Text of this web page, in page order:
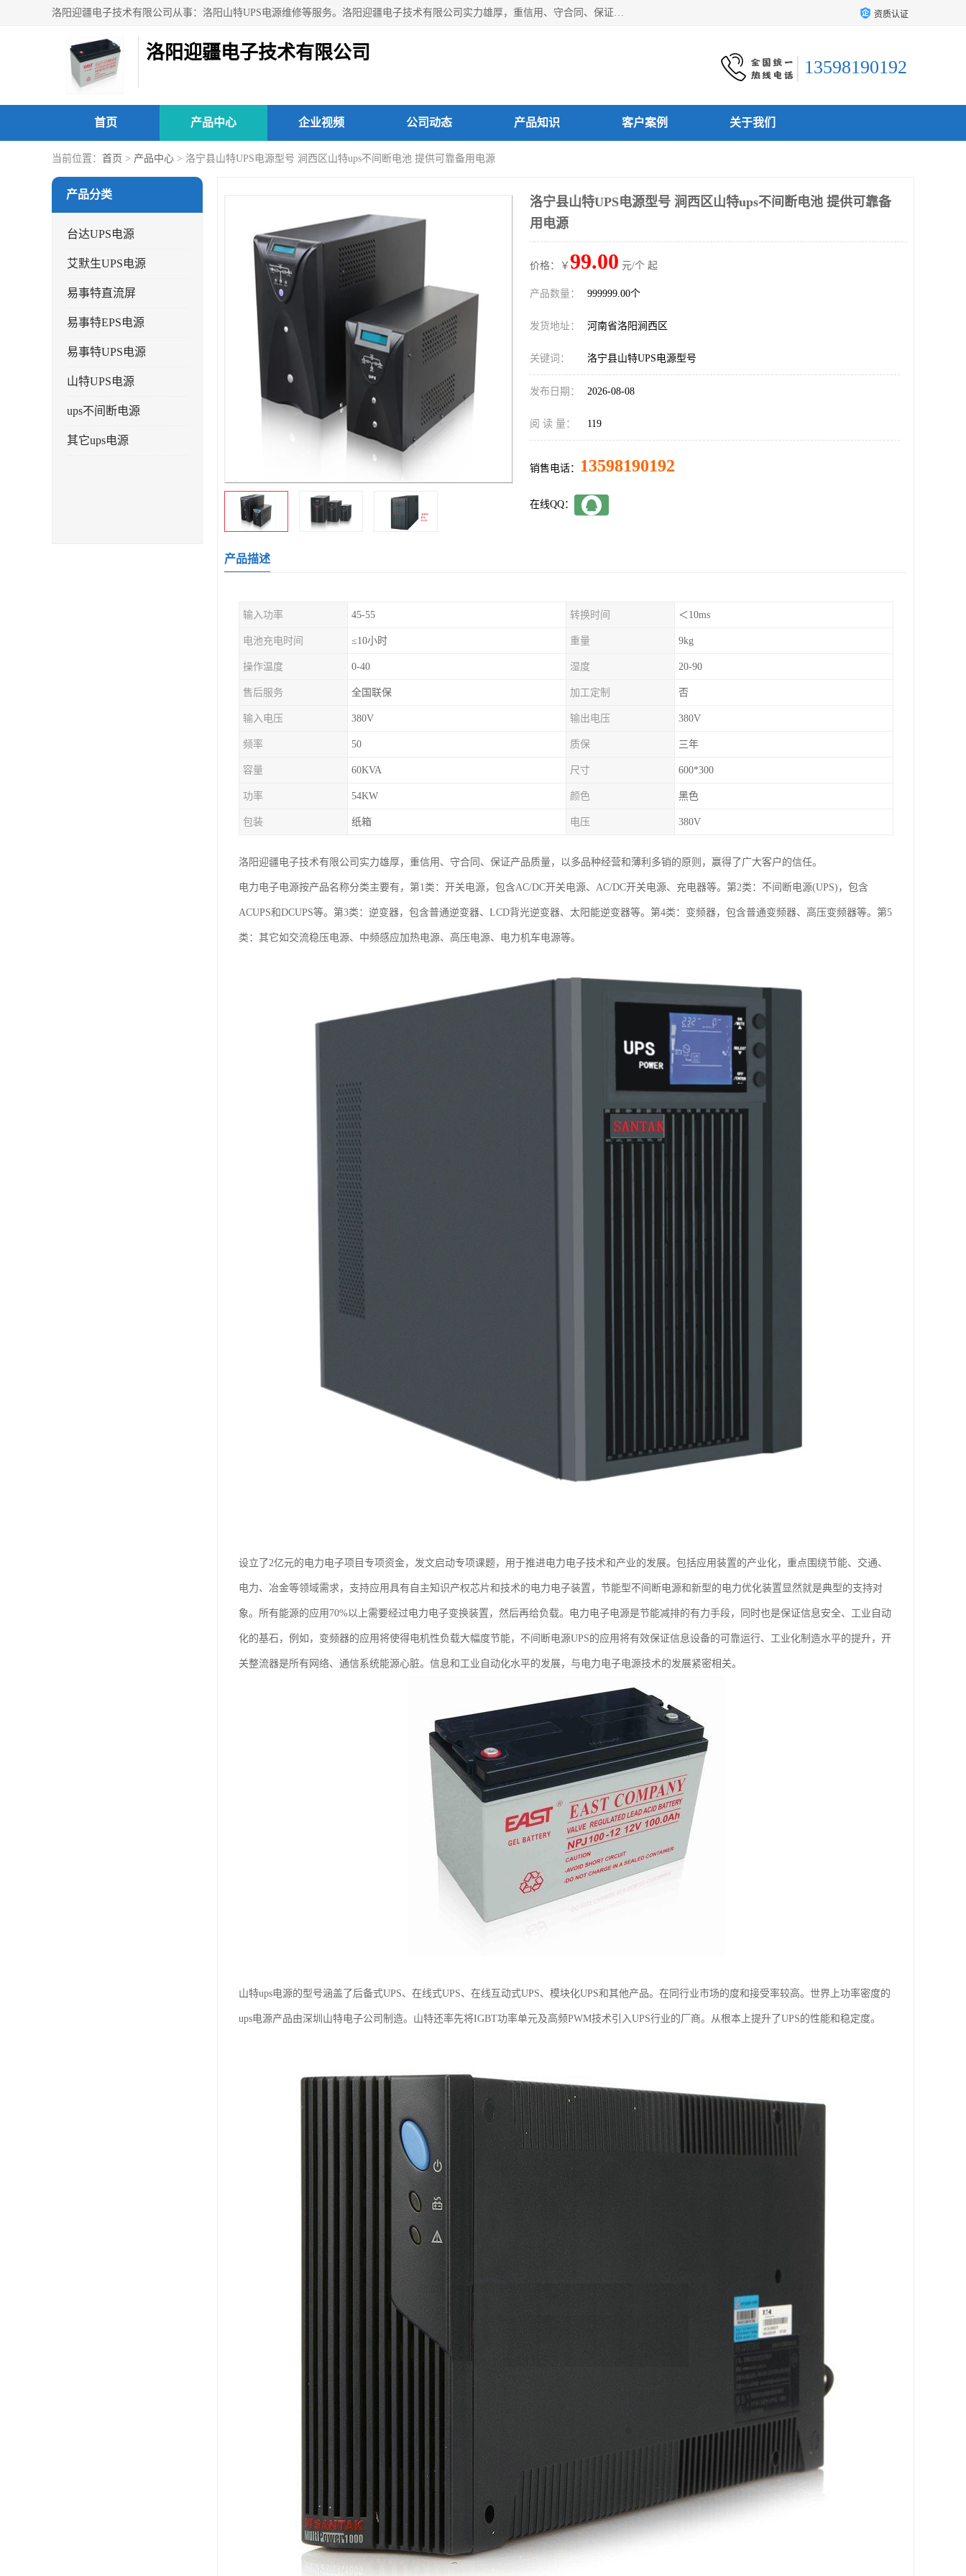
洛阳迎疆电子技术有限公司从事：洛阳山特UPS电源维修等服务。洛阳迎疆电子技术有限公司实力雄厚，重信用、守合同、保证产品质量，以多品种经营特色和薄利多销的原则，赢得了广大客户的信任。公司的宗旨——用服务求发展，用质量求生存！ 资质认证
洛阳迎疆电子技术有限公司
13598190192
首页 产品中心 企业视频 公司动态 产品知识 客户案例 关于我们
当前位置： 首页 > 产品中心 > 洛宁县山特UPS电源型号 涧西区山特ups不间断电池 提供可靠备用电源
产品分类
台达UPS电源
艾默生UPS电源
易事特直流屏
易事特EPS电源
易事特UPS电源
山特UPS电源
ups不间断电源
其它ups电源
洛宁县山特UPS电源型号 涧西区山特ups不间断电池 提供可靠备
用电源
价格：￥ 99.00 元/个 起
产品数量： 999999.00个
发货地址： 河南省洛阳涧西区
关键词： 洛宁县山特UPS电源型号
发布日期： 2026-08-08
阅 读 量： 119
销售电话： 13598190192
在线QQ：
产品描述
输入功率 45-55 转换时间 ＜10ms
电池充电时间 ≤10小时 重量 9kg
操作温度 0-40 湿度 20-90
售后服务 全国联保 加工定制 否
输入电压 380V 输出电压 380V
频率 50 质保 三年
容量 60KVA 尺寸 600*300
功率 54KW 颜色 黑色
包装 纸箱 电压 380V
洛阳迎疆电子技术有限公司实力雄厚，重信用、守合同、保证产品质量，以多品种经营和薄利多销的原则，赢得了广大客户的信任。
电力电子电源按产品名称分类主要有，第1类：开关电源，包含AC/DC开关电源、AC/DC开关电源、充电器等。第2类：不间断电源(UPS)，包含
ACUPS和DCUPS等。第3类：逆变器，包含普通逆变器、LCD背光逆变器、太阳能逆变器等。第4类：变频器，包含普通变频器、高压变频器等。第5
类：其它如交流稳压电源、中频感应加热电源、高压电源、电力机车电源等。
设立了2亿元的电力电子项目专项资金，发文启动专项课题，用于推进电力电子技术和产业的发展。包括应用装置的产业化，重点围绕节能、交通、
电力、冶金等领域需求，支持应用具有自主知识产权芯片和技术的电力电子装置，节能型不间断电源和新型的电力优化装置显然就是典型的支持对
象。所有能源的应用70%以上需要经过电力电子变换装置，然后再给负载。电力电子电源是节能减排的有力手段，同时也是保证信息安全、工业自动
化的基石，例如，变频器的应用将使得电机性负载大幅度节能，不间断电源UPS的应用将有效保证信息设备的可靠运行、工业化制造水平的提升，开
关整流器是所有网络、通信系统能源心脏。信息和工业自动化水平的发展，与电力电子电源技术的发展紧密相关。
山特ups电源的型号涵盖了后备式UPS、在线式UPS、在线互动式UPS、模块化UPS和其他产品。在同行业市场的度和接受率较高。世界上功率密度的
ups电源产品由深圳山特电子公司制造。山特还率先将IGBT功率单元及高频PWM技术引入UPS行业的厂商。从根本上提升了UPS的性能和稳定度。